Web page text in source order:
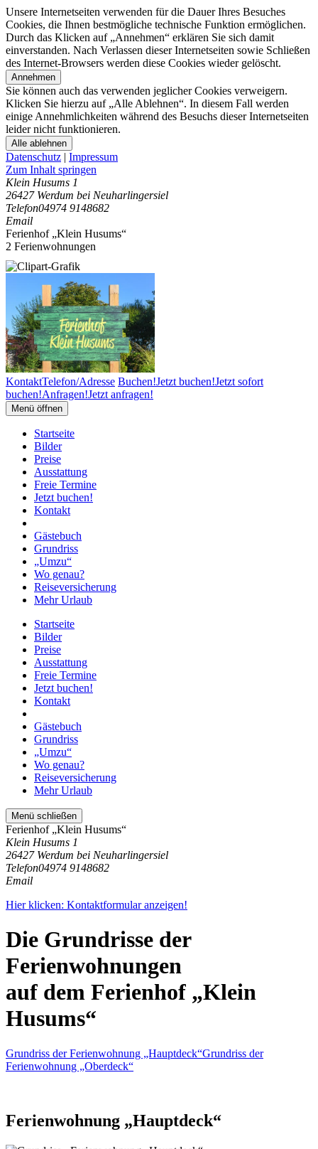
Unsere Internetseiten verwenden für die Dauer Ihres Besuches
Cookies, die Ihnen bestmögliche technische Funktion ermöglichen.
Durch das Klicken auf „Annehmen“ erklären Sie sich damit
einverstanden. Nach Verlassen dieser Internetseiten sowie Schließen
des Internet-Browsers werden diese Cookies wieder gelöscht.
Annehmen
Sie können auch das verwenden jeglicher Cookies verweigern.
Klicken Sie hierzu auf „Alle Ablehnen“. In diesem Fall werden
einige Annehmlichkeiten während des Besuchs dieser Internetseiten
leider nicht funktionieren.
Alle ablehnen
Datenschutz | Impressum
Zum Inhalt springen
Klein Husums 1
26427 Werdum bei Neuharlingersiel
Telefon04974 9148682
Email
Ferienhof „Klein Husums“
2 Ferienwohnungen
KontaktTelefon/Adresse Buchen!Jetzt buchen!Jetzt sofort
buchen!Anfragen!Jetzt anfragen!
Menü öffnen
Startseite
Bilder
Preise
Ausstattung
Freie Termine
Jetzt buchen!
Kontakt
Gästebuch
Grundriss
„Umzu“
Wo genau?
Reiseversicherung
Mehr Urlaub
Startseite
Bilder
Preise
Ausstattung
Freie Termine
Jetzt buchen!
Kontakt
Gästebuch
Grundriss
„Umzu“
Wo genau?
Reiseversicherung
Mehr Urlaub
Menü schließen
Ferienhof „Klein Husums“
Klein Husums 1
26427 Werdum bei Neuharlingersiel
Telefon04974 9148682
Email
Hier klicken: Kontaktformular anzeigen!
Die Grundrisse der
Ferienwohnungen
auf dem Ferienhof „Klein
Husums“
Grundriss der Ferienwohnung „Hauptdeck“Grundriss der
Ferienwohnung „Oberdeck“
Ferienwohnung „Hauptdeck“